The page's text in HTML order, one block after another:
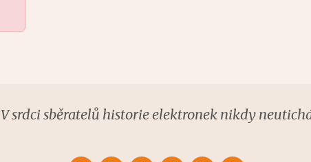
V srdci sběratelů historie elektronek nikdy